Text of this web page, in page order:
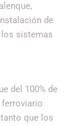
de
sistemas
del 100% de
que los